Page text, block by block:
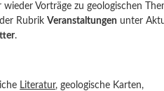
Vorträge zu geologischen
RubrikVeranstaltungen unter
.
Literatur, geologische Karten,